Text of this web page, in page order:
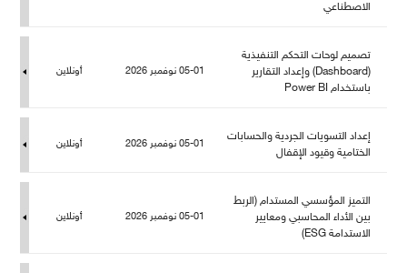
الاصطناعي
تصميم لوحات التحكم التنفيذية
(Dashboard) وإعداد التقارير
باستخدام Power BI
05-01 نوفمبر 2026 أونلاين
إعداد التسويات الجردية والحسابات
الختامية وقيود الإقفا
05-01 نوفمبر 2026 أونلاين
التميز المؤسسي المستدام (الربط
بين الأداء المحاسبي ومعايير
الاستدامة ESG)
05-01 نوفمبر 2026 أونلاين